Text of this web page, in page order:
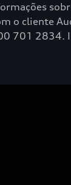
o cliente
701 2834.